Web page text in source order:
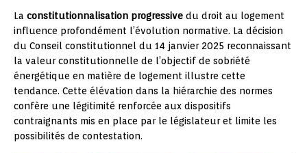
La constitutionnalisation progressive du droit au logement
influence profondément l’évolution normative. La décision
du Conseil constitutionnel du 14 janvier 2025 reconnaissant
la valeur constitutionnelle de l’objectif de sobriété
énergétique en matière de logement illustre cette
tendance. Cette élévation dans la hiérarchie des normes
confère une légitimité renforcée aux dispositifs
contraignants mis en place par le législateur et limite les
possibilités de contestation.